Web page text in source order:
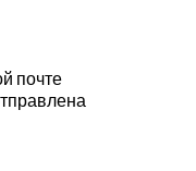
почте